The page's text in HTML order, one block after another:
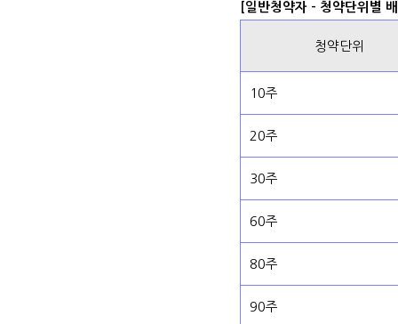
[일반청약자 - 청약단위별
청약단위
10주
20주
30주
60주
80주
90주